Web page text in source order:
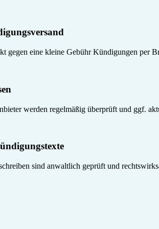
gegen eine kleine Gebühr Kündigungen per
werden regelmäßig überprüft und ggf.
sind anwaltlich geprüft und